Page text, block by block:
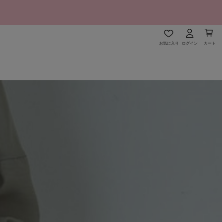
お気に入り ログイン カート